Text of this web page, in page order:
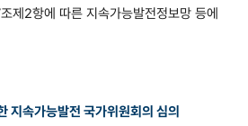
제2항에 따른 지속가능발전정보망 등에
지속가능발전 국가위원회의 심의